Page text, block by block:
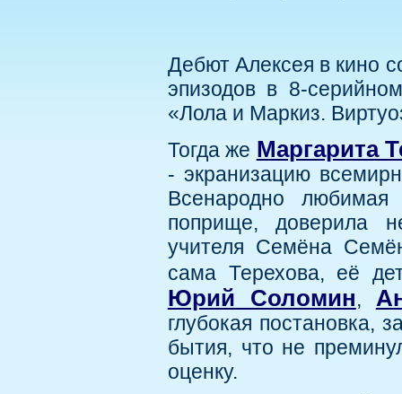
Дебют Алексея в кино
эпизодов в 8-
«Лола и Маркиз.
Тогда же Маргарита
- экранизацию
Всенародно любимая
поприще, доверила
учителя Семёна
сама Терехова, её
Юрий Соломин,
глубокая постановка,
бытия, что не
оценку.